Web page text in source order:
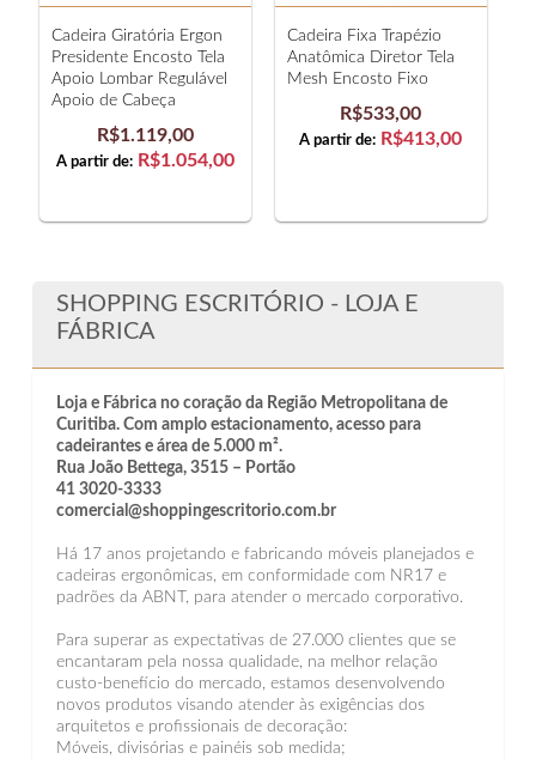
Cadeira Giratória Ergon
Presidente Encosto Tela
Apoio Lombar Regulável
Apoio de Cabeça
R$1.119,00
A partir de: R$1.054,00
Cadeira Fixa Trapézio
Anatômica Diretor Tela
Mesh Encosto Fixo
R$533,00
A partir de: R$413,00
SHOPPING ESCRITÓRIO - LOJA E
FÁBRICA
Loja e Fábrica no coração da Região Metropolitana de
Curitiba. Com amplo estacionamento, acesso para
cadeirantes e área de 5.000 m².
Rua João Bettega, 3515 – Portão
41 3020-3333
comercial@shoppingescritorio.com.br
Há 17 anos projetando e fabricando móveis planejados e
cadeiras ergonômicas, em conformidade com NR17 e
padrões da ABNT, para atender o mercado corporativo.
Para superar as expectativas de 27.000 clientes que se
encantaram pela nossa qualidade, na melhor relação
custo-benefício do mercado, estamos desenvolvendo
novos produtos visando atender às exigências dos
arquitetos e profissionais de decoração:
Móveis, divisórias e painéis sob medida;